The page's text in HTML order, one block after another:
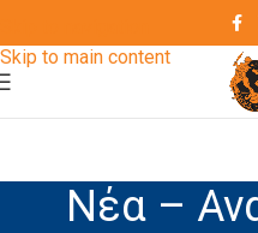
Skip to main content
Νέα –